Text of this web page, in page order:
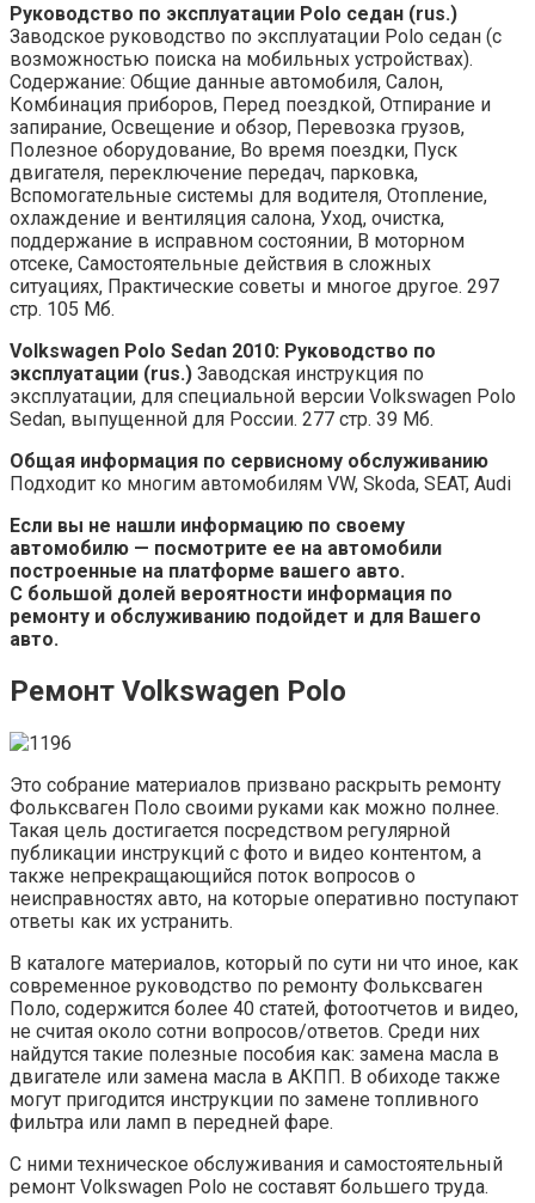
Руководство по эксплуатации Polo седан (rus.)
Заводское руководство по эксплуатации Polo седан (с
возможностью поиска на мобильных устройствах).
Содержание: Общие данные автомобиля, Салон,
Комбинация приборов, Перед поездкой, Отпирание и
запирание, Освещение и обзор, Перевозка грузов,
Полезное оборудование, Во время поездки, Пуск
двигателя, переключение передач, парковка,
Вспомогательные системы для водителя, Отопление,
охлаждение и вентиляция салона, Уход, очистка,
поддержание в исправном состоянии, В моторном
отсеке, Самостоятельные действия в сложных
ситуациях, Практические советы и многое другое. 297
стр. 105 Мб.
Volkswagen Polo Sedan 2010: Руководство по
эксплуатации (rus.) Заводская инструкция по
эксплуатации, для специальной версии Volkswagen Polo
Sedan, выпущенной для России. 277 стр. 39 Мб.
Общая информация по сервисному обслуживанию
Подходит ко многим автомобилям VW, Skoda, SEAT, Audi
Если вы не нашли информацию по своему
автомобилю — посмотрите ее на автомобили
построенные на платформе вашего авто.
С большой долей вероятности информация по
ремонту и обслуживанию подойдет и для Вашего
авто.
Ремонт Volkswagen Polo
Это собрание материалов призвано раскрыть ремонту
Фольксваген Поло своими руками как можно полнее.
Такая цель достигается посредством регулярной
публикации инструкций с фото и видео контентом, а
также непрекращающийся поток вопросов о
неисправностях авто, на которые оперативно поступают
ответы как их устранить.
В каталоге материалов, который по сути ни что иное, как
современное руководство по ремонту Фольксваген
Поло, содержится более 40 статей, фотоотчетов и видео,
не считая около сотни вопросов/ответов. Среди них
найдутся такие полезные пособия как: замена масла в
двигателе или замена масла в АКПП. В обиходе также
могут пригодится инструкции по замене топливного
фильтра или ламп в передней фаре.
С ними техническое обслуживания и самостоятельный
ремонт Volkswagen Polo не составят большего труда.